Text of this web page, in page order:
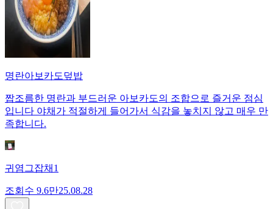
명란아보카도덮밥
짭조름한 명란과 부드러운 아보카도의 조합으로 즐거운 점심
입니다 야채가 적절하게 들어가서 식감을 놓치지 않고 매우 만
족합니다.
귀염그잡채1
조회수 9.6만25.08.28